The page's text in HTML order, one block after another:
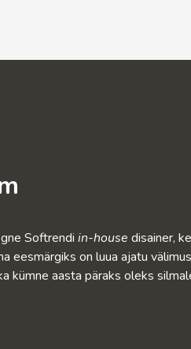
Softrendi in-house disainer,
eesmärgiks on luua ajatu
kümne aasta päraks oleks